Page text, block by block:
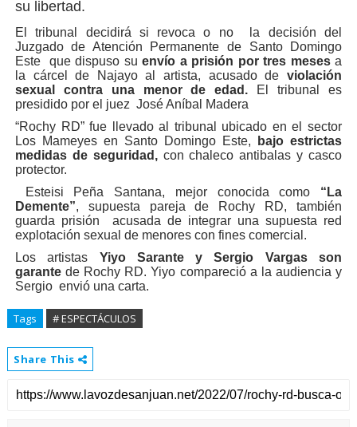
su libertad.
El tribunal decidirá si revoca o no la decisión del
Juzgado de Atención Permanente de Santo Domingo
Este que dispuso su envío a prisión por tres mesesa
la cárcel de Najayo al artista, acusado deviolación
sexual contra una menor de edad. El tribunal es
presidido por el juez José Aníbal Madera
“Rochy RD” fue llevado al tribunal ubicado en el sector
Los Mameyes en Santo Domingo Este, bajo estrictas
medidas de seguridad,con chaleco antibalas y casco
protector.
Esteisi Peña Santana, mejor conocida como “La
Demente”, supuesta pareja de Rochy RD, también
guarda prisión acusada de integrar una supuesta red
explotación sexual de menores con fines comercial.
Los artistas Yiyo Sarante y Sergio Vargas son
garantede Rochy RD. Yiyo compareció a la audiencia y
Sergio envió una carta.
Tags # ESPECTÁCULOS
Share This